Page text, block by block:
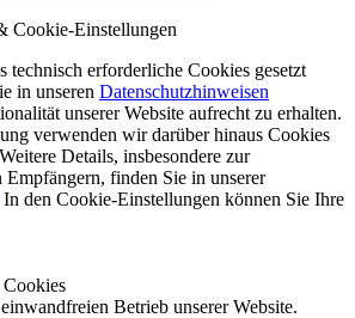
Cookie-Einstellungen
technisch erforderliche Cookies gesetzt
in unseren Datenschutzhinweisen
unserer Website aufrecht zu erhalten.
verwenden wir darüber hinaus Cookies
Details, insbesondere zur
Empfängern, finden Sie in unserer
In den Cookie-Einstellungen können Sie Ihre
Betrieb unserer Website.